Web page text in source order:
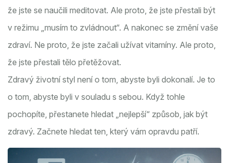
že jste se naučili meditovat. Ale proto, že jste přestali být
v režimu „musím to zvládnout“. A nakonec se změní vaše
zdraví. Ne proto, že jste začali užívat vitamíny. Ale proto,
že jste přestali tělo přetěžovat.
Zdravý životní styl není o tom, abyste byli dokonalí. Je to
o tom, abyste byli v souladu s sebou. Když tohle
pochopíte, přestanete hledat „nejlepší“ způsob, jak být
zdravý. Začnete hledat ten, který vám opravdu patří.